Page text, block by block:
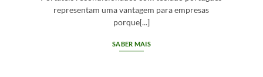
representam uma vantagem para empresas
porque[...]
SABER MAIS